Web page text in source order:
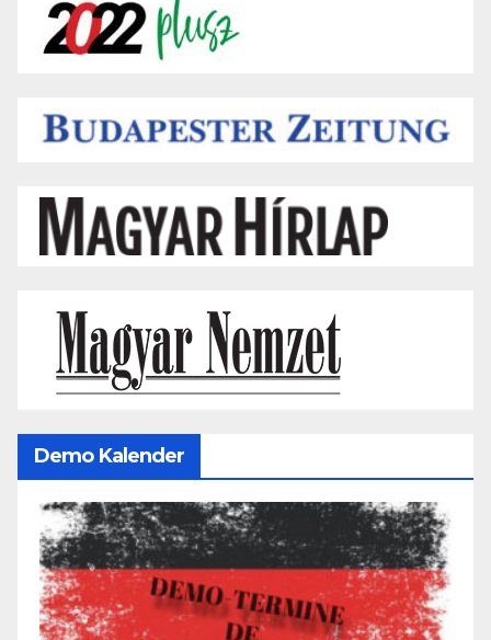
Demo Kalender